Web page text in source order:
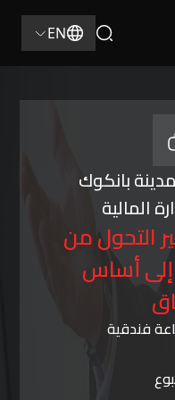
EN
بانكوك
المالية
التحول من
أساس
فندقية